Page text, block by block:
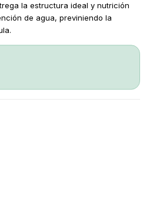
la estructura ideal y nutrición
de agua, previniendo la